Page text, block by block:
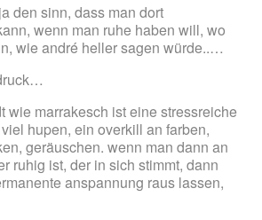
den sinn, dass man dort
wenn man ruhe haben will, wo
wie andré heller sagen würde..…
wie marrakesch ist eine stressreiche
hupen, ein overkill an farben,
geräuschen. wenn man dann an
ruhig ist, der in sich stimmt, dann
anspannung raus lassen,